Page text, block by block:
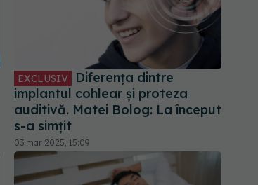
EXCLUSIV
Diferența dintre
implantul cohlear și proteza
auditivă. Matei Bolog: La început
s-a simțit
03 mar 2025, 15:09